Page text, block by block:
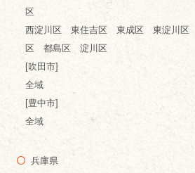
区
西淀川区 東住吉区 東成区 東淀川
区 都島区 淀川区
[吹田市]
全域
[豊中市]
全域
兵庫県